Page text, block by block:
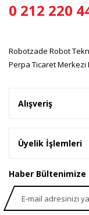
0 212 220
Robotzade Robot
Perpa Ticaret Merkezi
Alışveriş
Üyelik İşlemleri
Haber Bültenimize